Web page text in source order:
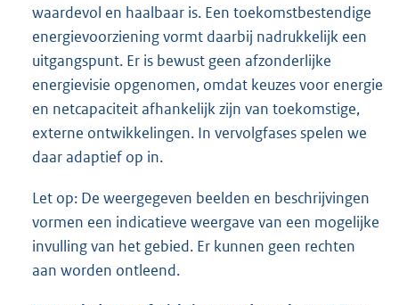
waardevol en haalbaar is. Een toekomstbestendige
energievoorziening vormt daarbij nadrukkelijk een
uitgangspunt. Er is bewust geen afzonderlijke
energievisie opgenomen, omdat keuzes voor energie
en netcapaciteit afhankelijk zijn van toekomstige,
externe ontwikkelingen. In vervolgfases spelen we
daar adaptief op in.
Let op: De weergegeven beelden en beschrijvingen
vormen een indicatieve weergave van een mogelijke
invulling van het gebied. Er kunnen geen rechten
aan worden ontleend.